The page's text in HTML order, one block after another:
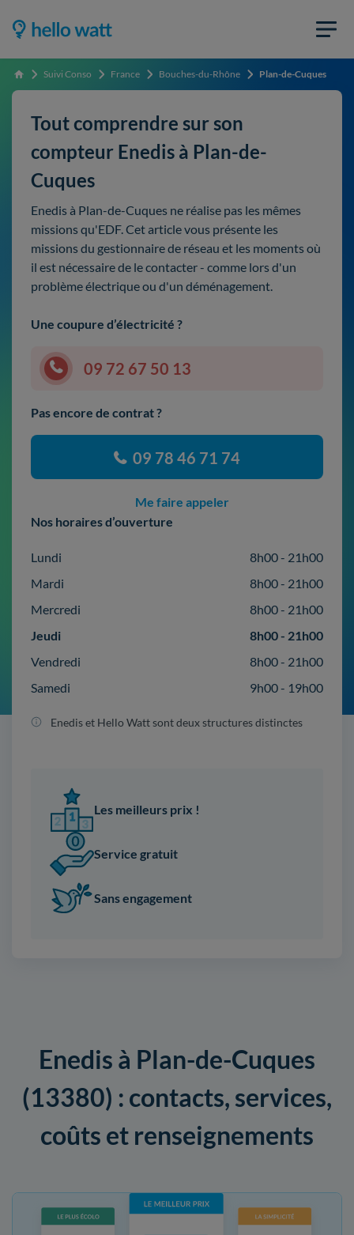
Accueil Suivi Conso France Bouches-du-Rhône Plan-de-Cuques
Tout comprendre sur son
compteur Enedis à Plan-de-
Cuques
Enedis à Plan-de-Cuques ne réalise pas les mêmes
missions qu'EDF. Cet article vous présente les
missions du gestionnaire de réseau et les moments où
il est nécessaire de le contacter - comme lors d'un
problème électrique ou d'un déménagement.
Une coupure d’électricité ?
09 72 67 50 13
Pas encore de contrat ?
09 78 46 71 74
Me faire appeler
Nos horaires d’ouverture
Lundi
8h00 - 21h00
Mardi
8h00 - 21h00
Mercredi
8h00 - 21h00
Jeudi
8h00 - 21h00
Vendredi
8h00 - 21h00
Samedi
9h00 - 19h00
Enedis et Hello Watt sont deux structures distinctes
Les meilleurs prix !
Service gratuit
Sans engagement
Enedis à Plan-de-Cuques
(13380) : contacts, services,
coûts et renseignements